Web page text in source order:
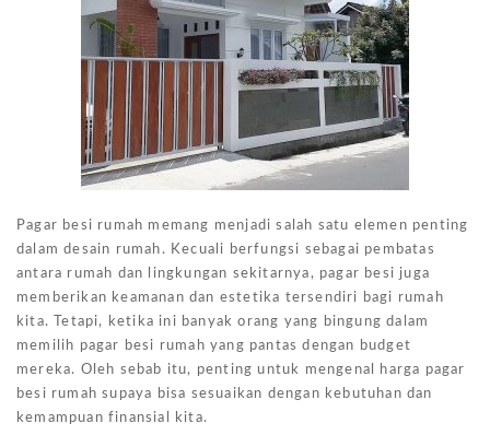
Pagar besi rumah memang menjadi salah satu elemen penting
dalam desain rumah. Kecuali berfungsi sebagai pembatas
antara rumah dan lingkungan sekitarnya, pagar besi juga
memberikan keamanan dan estetika tersendiri bagi rumah
kita. Tetapi, ketika ini banyak orang yang bingung dalam
memilih pagar besi rumah yang pantas dengan budget
mereka. Oleh sebab itu, penting untuk mengenal harga pagar
besi rumah supaya bisa sesuaikan dengan kebutuhan dan
kemampuan finansial kita.